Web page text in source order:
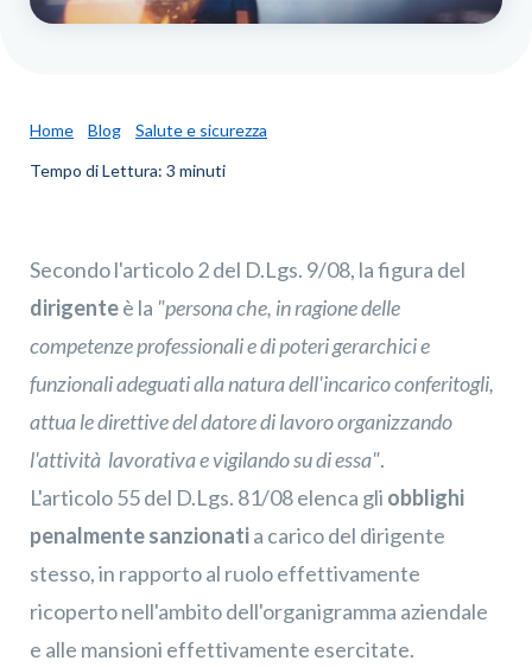
Home Blog
Salute e sicurezza
Tempo di Lettura: 3 minuti
Secondo l'articolo 2 del D.Lgs. 9/08, la figura del
dirigenteè la "persona che, in ragione delle
competenze professionali e di poteri gerarchici e
funzionali adeguati alla natura dell'incarico conferitogli,
attua le direttive del datore di lavoro organizzando
l'attività lavorativa e vigilando su di essa".
L'articolo 55 del D.Lgs. 81/08 elenca gli obblighi
penalmente sanzionatia carico del dirigente
stesso, in rapporto al ruolo effettivamente
ricoperto nell'ambito dell'organigramma aziendale
e alle mansioni effettivamente esercitate.